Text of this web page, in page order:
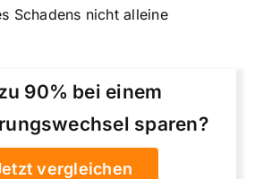
Schadens nicht alleine
90% bei einem
sparen?
vergleichen